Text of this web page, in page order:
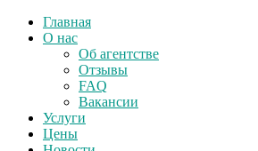
Главная
О нас
Об агентстве
Отзывы
FAQ
Вакансии
Услуги
Цены